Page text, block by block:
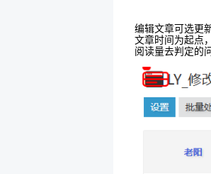
编辑文章可选更
文章时间为起点
阅读量去判定的